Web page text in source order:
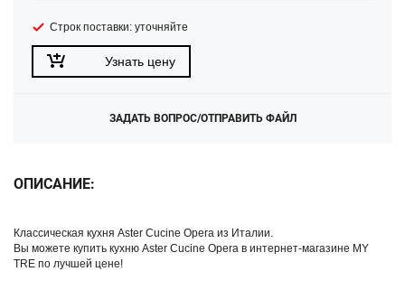
Строк поставки: уточняйте
Узнать цену
ЗАДАТЬ ВОПРОС/ОТПРАВИТЬ ФАЙЛ
ОПИСАНИЕ:
Классическая кухня Aster Cucine Opera из Италии.
Вы можете купить кухню Aster Cucine Opera в интернет-магазине MY
TRE по лучшей цене!